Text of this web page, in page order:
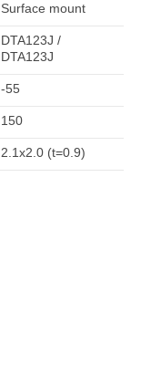
Surface mount
DTA123J /
DTA123J
-55
150
2.1x2.0 (t=0.9)